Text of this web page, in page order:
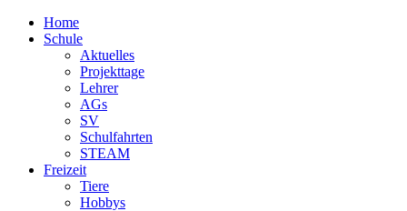
Home
Schule
Aktuelles
Projekttage
Lehrer
AGs
SV
Schulfahrten
STEAM
Freizeit
Tiere
Hobbys